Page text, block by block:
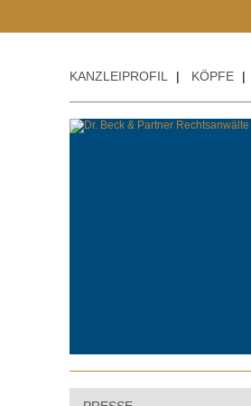
KANZLEIPROFIL | KÖPFE |